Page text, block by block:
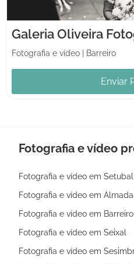
Galeria Oliveira
Fotografia e vídeo Barreiro
Enviar
Fotografia e vídeo
Fotografia e vídeo em Setubal
Fotografia e vídeo em Almada
Fotografia e vídeo em Barreiro
Fotografia e vídeo em Seixal
Fotografia e vídeo em